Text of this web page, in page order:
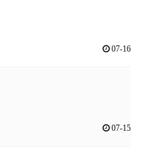
07-16
07-15